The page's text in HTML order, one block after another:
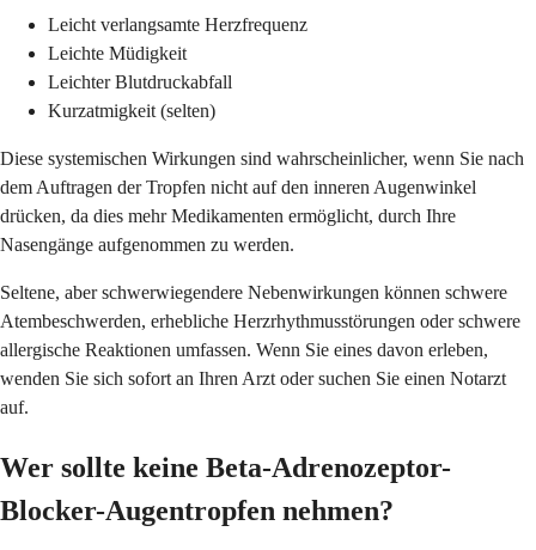
Leicht verlangsamte Herzfrequenz
Leichte Müdigkeit
Leichter Blutdruckabfall
Kurzatmigkeit (selten)
Diese systemischen Wirkungen sind wahrscheinlicher, wenn Sie nach
dem Auftragen der Tropfen nicht auf den inneren Augenwinkel
drücken, da dies mehr Medikamenten ermöglicht, durch Ihre
Nasengänge aufgenommen zu werden.
Seltene, aber schwerwiegendere Nebenwirkungen können schwere
Atembeschwerden, erhebliche Herzrhythmusstörungen oder schwere
allergische Reaktionen umfassen. Wenn Sie eines davon erleben,
wenden Sie sich sofort an Ihren Arzt oder suchen Sie einen Notarzt
auf.
Wer sollte keine Beta-Adrenozeptor-
Blocker-Augentropfen nehmen?